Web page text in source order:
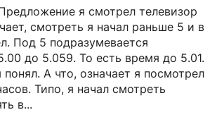
я смотрел телевизор
смотреть я начал раньше 5 и в
Под 5 подразумевается
до 5.059. То есть время до 5.01.
А что, означает я посмотрел
Типо, я начал смотреть
в...